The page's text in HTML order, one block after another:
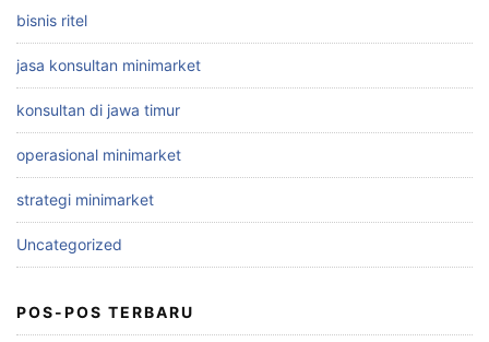
bisnis ritel
jasa konsultan minimarket
konsultan di jawa timur
operasional minimarket
strategi minimarket
Uncategorized
POS-POS TERBARU